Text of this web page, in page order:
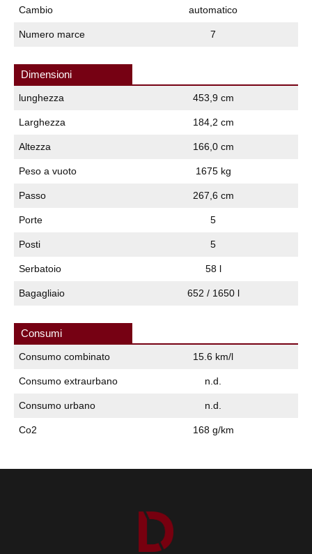
Cambio automatico
Numero marce 7
Dimensioni
lunghezza 453,9 cm
Larghezza 184,2 cm
Altezza 166,0 cm
Peso a vuoto 1675 kg
Passo 267,6 cm
Porte 5
Posti 5
Serbatoio 58 l
Bagagliaio 652 / 1650 l
Consumi
Consumo combinato 15.6 km/l
Consumo extraurbano n.d.
Consumo urbano n.d.
Co2 168 g/km